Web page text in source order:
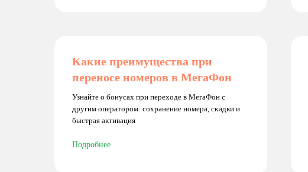
Какие преимущества при
переносе номеров в МегаФон
Узнайте о бонусах при переходе в МегаФон с
другим оператором: сохранение номера, скидки и
быстрая активация
Подробнее